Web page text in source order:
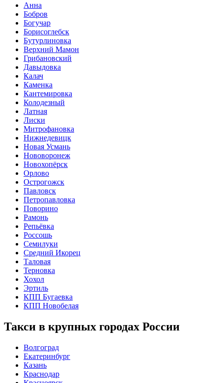
Анна
Бобров
Богучар
Борисоглебск
Бутурлиновка
Верхний Мамон
Грибановский
Давыдовка
Калач
Каменка
Кантемировка
Колодезный
Латная
Лиски
Митрофановка
Нижнедевицк
Новая Усмань
Нововоронеж
Новохопёрск
Орлово
Острогожск
Павловск
Петропавловка
Поворино
Рамонь
Репьёвка
Россошь
Семилуки
Средний Икорец
Таловая
Терновка
Хохол
Эртиль
КПП Бугаевка
КПП Новобелая
Такси в крупных городах России
Волгоград
Екатеринбург
Казань
Краснодар